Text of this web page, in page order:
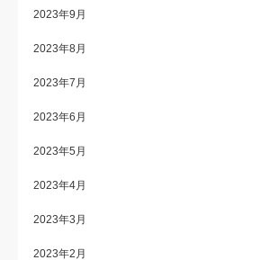
2023年9月
2023年8月
2023年7月
2023年6月
2023年5月
2023年4月
2023年3月
2023年2月